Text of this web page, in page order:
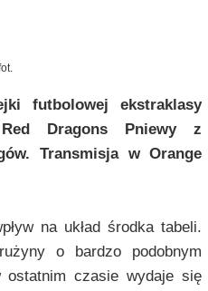
futbolowej ekstraklasy
Dragons Pniewy z
Transmisja w Orange
na układ środka tabeli.
o bardzo podobnym
ostatnim czasie wydaje się